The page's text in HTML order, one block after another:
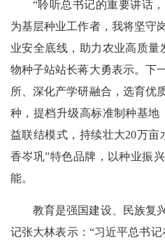
“聆听总书记的重要讲话
为基层种业工作者，我将坚守
业安全底线，助力农业高质量
物种子站站长蒋大勇表示。下
所、深化产学研融合，选育优
种，提档升级高标准制种基地
益联结模式，持续壮大20万亩
香岑巩”特色品牌，以种业振
能。
教育是强国建设、民族复
记张大林表示：“习近平总书